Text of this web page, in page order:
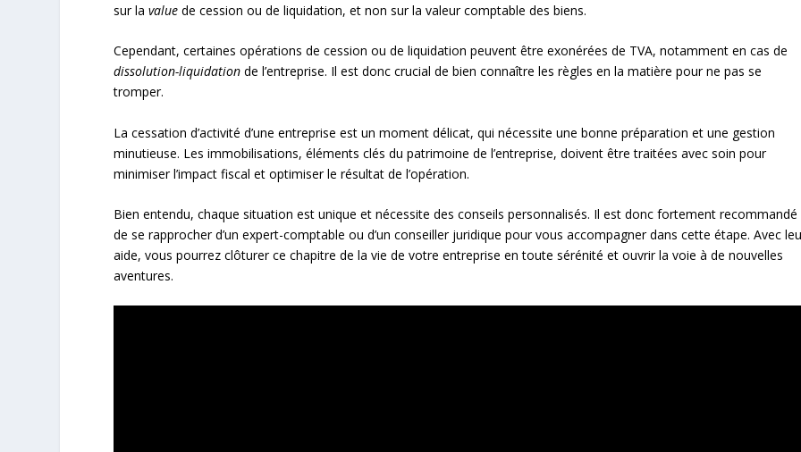
sur lavalue de cession ou de liquidation, et non sur la valeur comptable des biens.
Cependant, certaines opérations de cession ou de liquidation peuvent être exonérées de TVA, notamment en cas de
dissolution-liquidation de l’entreprise. Il est donc crucial de bien connaître les règles en la matière pour ne pas se
tromper.
La cessation d’activité d’une entreprise est un moment délicat, qui nécessite une bonne préparation et une gestion
minutieuse. Les immobilisations, éléments clés du patrimoine de l’entreprise, doivent être traitées avec soin pour
minimiser l’impact fiscal et optimiser le résultat de l’opération.
Bien entendu, chaque situation est unique et nécessite des conseils personnalisés. Il est donc fortement recommandé
de se rapprocher d’un expert-comptable ou d’un conseiller juridique pour vous accompagner dans cette étape. Avec
aide, vous pourrez clôturer ce chapitre de la vie de votre entreprise en toute sérénité et ouvrir la voie à de nouvelles
aventures.